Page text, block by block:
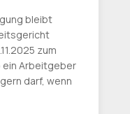
bleibt
zum
ein Arbeitgeber
darf, wenn